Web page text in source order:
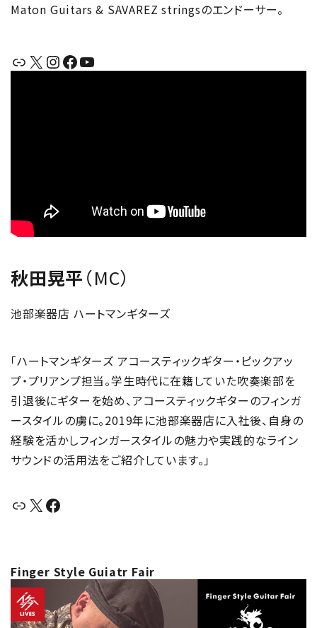
Maton Guitars & SAVAREZ stringsのエンドーサー。
リンクX InstagramFacebook YouTube
秋田晃平（MC）
池部楽器店 ハートマンギターズ
「ハートマンギターズ アコースティックギター・ピックアッ
プ・プリアンプ担当。学生時代に在籍していた吹奏楽部を
引退後にギターを始め、アコースティックギターのフィンガ
ースタイルの虜に。2019年に池部楽器店に入社後、自身の
経験を活かしフィンガースタイルの魅力や実践的なライン
サウンドの活用法をご紹介しています。」
リンクX Facebook
Finger Style Guiatr Fair